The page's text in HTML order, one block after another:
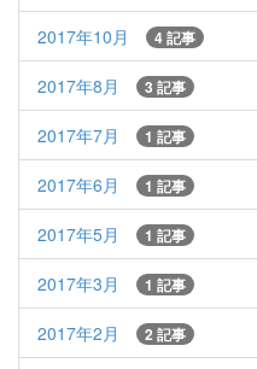
2017年10月 4 記事
2017年8月 3 記事
2017年7月 1 記事
2017年6月 1 記事
2017年5月 1 記事
2017年3月 1 記事
2017年2月 2 記事